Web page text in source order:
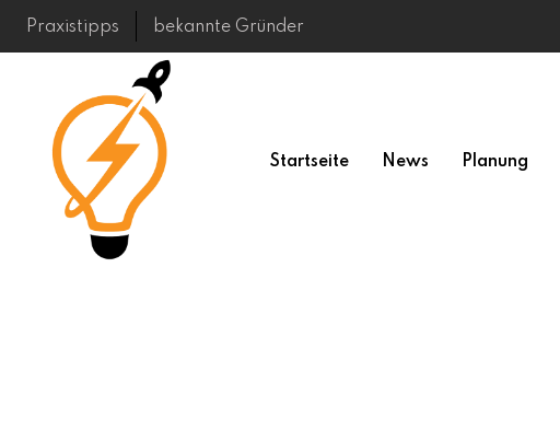
Skip
Praxistipps bekannte Gründer
Startseite News Planung